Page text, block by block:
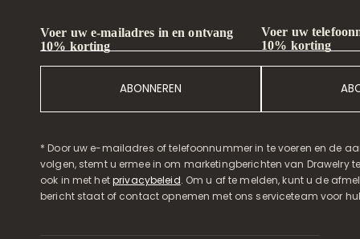
Voer uw e-mailadres in en ontvang
10% korting
ABONNEREN
Voer uw
10% korting
* Door uw e-mailadres of telefoonnummer in te voeren en de
volgen, stemt u ermee in om marketingberichten van Drawelry
ook in met hetprivacybeleid. Om u af te melden, kunt u de
bericht staat of contact opnemen met ons serviceteam voor